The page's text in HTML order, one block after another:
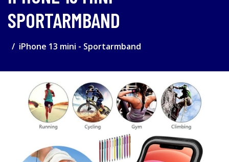
SPORTARMBAND
iPhone 13 mini - Sportarmband